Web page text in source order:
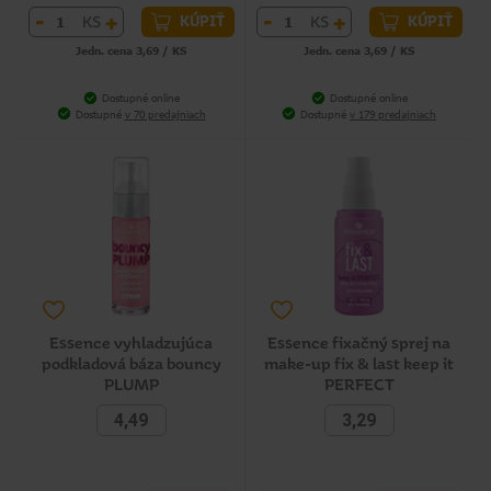
- KS + KÚPIŤ
Jedn. cena 3,69 / KS
Dostupné online
Dostupné v 70 predajniach
- KS + KÚPIŤ
Jedn. cena 3,69 / KS
Dostupné online
Dostupné v 179 predajniach
Essence vyhladzujúca
podkladová báza bouncy
PLUMP
4,49
Essence fixačný sprej na
make-up fix & last keep it
PERFECT
3,29